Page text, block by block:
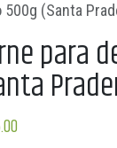
(Santa
para